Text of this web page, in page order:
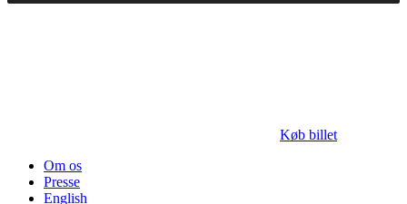
Køb billet
Om os
Presse
English